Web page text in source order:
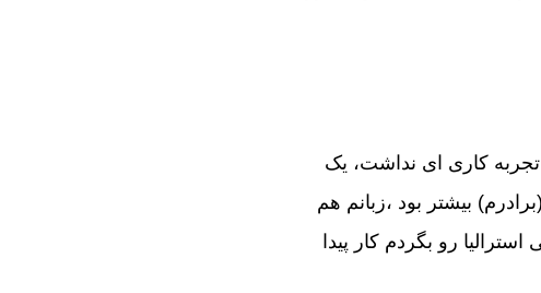
تجربه کاری ای نداشت، یک
بیشتر بود ،زبانم هم
رو بگردم کار پیدا